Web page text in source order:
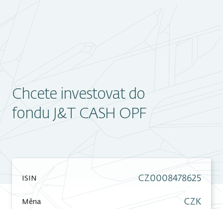
Chcete investovat do
fondu J&T CASH OPF
ISIN CZ0008478625
Měna CZK